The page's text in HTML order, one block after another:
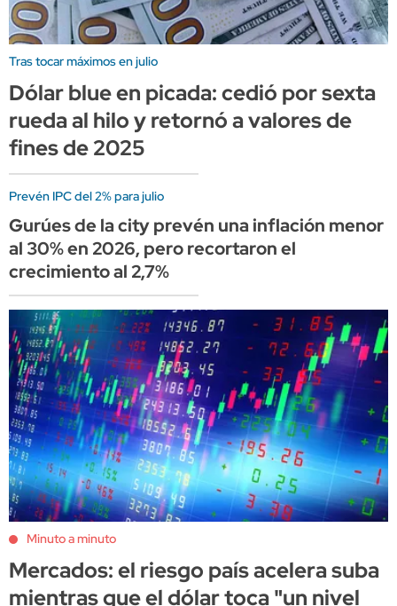
Tras tocar máximos en julio
Dólar blue en picada: cedió por sexta
rueda al hilo y retornó a valores de
fines de 2025
Prevén IPC del 2% para julio
Gurúes de la city prevén una inflación menor
al 30% en 2026, pero recortaron el
crecimiento al 2,7%
Minuto a minuto
Mercados: el riesgo país acelera suba
mientras que el dólar toca "un nivel